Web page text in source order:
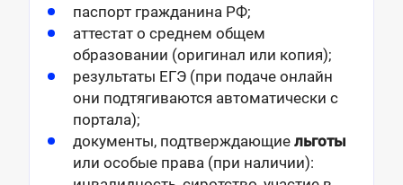
паспорт гражданина РФ;
аттестат о среднем общем
образовании (оригинал или копия);
результаты ЕГЭ (при подаче онлайн
они подтягиваются автоматически с
портала);
документы, подтверждающие льготы
или особые права (при наличии):